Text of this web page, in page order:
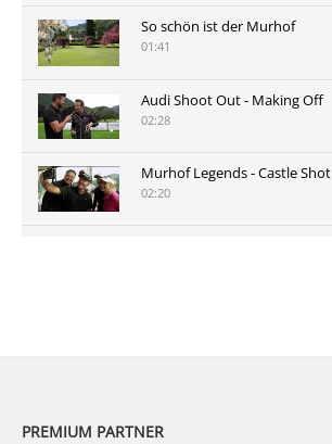
So schön ist der Murhof
01:41
Audi Shoot Out - Making Off
02:28
Murhof Legends - Castle Shot
02:20
PREMIUM PARTNER